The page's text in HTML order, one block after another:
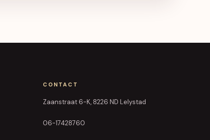
CONTACT
Zaanstraat 6-K, 8226 ND Lelystad
06-17428760